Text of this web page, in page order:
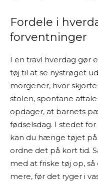
Fordele i
forventninger
I en travl hverdag gør
tøj til at se nystrøget
morgener, hvor
stolen, spontane
opdager, at barnets
fødselsdag. I stedet
kan du hænge tøjet
ordne det på kort tid.
med at friske tøj op,
mere, før det ryger i